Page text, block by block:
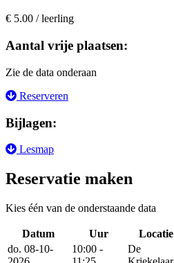
€ 5.00 / leerling
Aantal vrije plaatsen:
Zie de data onderaan
Reserveren
Bijlagen:
Lesmap
Reservatie maken
Kies één van de onderstaande data
Datum Uur Locatie
do. 08-10-
10:00 -
De